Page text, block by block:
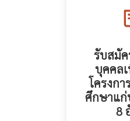
รับสมัค
บุคคล
โครงก
ศึกษาแก่
8